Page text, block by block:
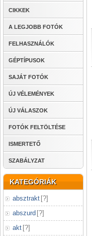
CIKKEK
A LEGJOBB FOTÓK
FELHASZNÁLÓK
GÉPTÍPUSOK
SAJÁT FOTÓK
ÚJ VÉLEMÉNYEK
ÚJ VÁLASZOK
FOTÓK FELTÖLTÉSE
ISMERTETŐ
SZABÁLYZAT
KATEGÓRIÁK
absztrakt [?]
abszurd [?]
akt [?]